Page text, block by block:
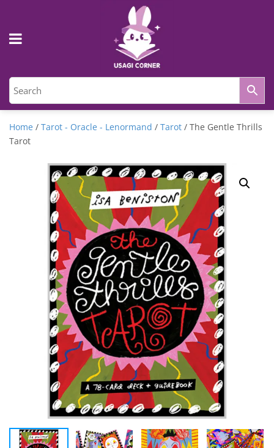
Home / Tarot - Oracle - Lenormand / Tarot / The Gentle Thrills
Tarot